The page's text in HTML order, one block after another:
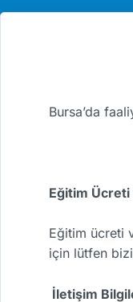
Bursa’da
Eğitim Ücreti
Eğitim ücreti
için lütfen
İletişim